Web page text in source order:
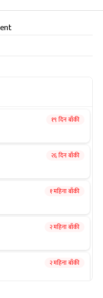
१९ दिन बाँकी
२६ दिन बाँकी
१ महिना बाँकी
२ महिना बाँकी
२ महिना बाँकी